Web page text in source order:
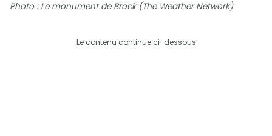
Photo : Le monument de Brock (The Weather Network)
Le contenu continue ci-dessous